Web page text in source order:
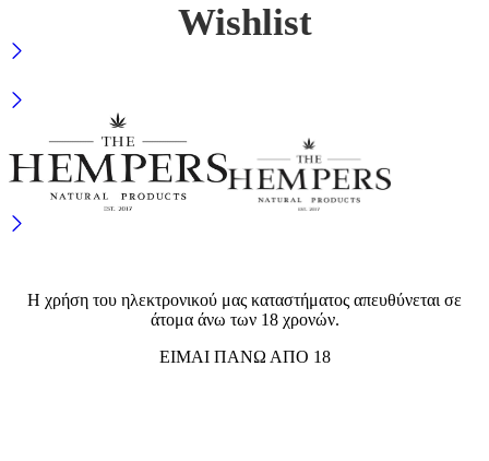
Wishlist
Η χρήση του ηλεκτρονικού μας καταστήματος απευθύνεται σε
άτομα άνω των 18 χρονών.
EIMAI ΠΑΝΩ ΑΠΟ 18